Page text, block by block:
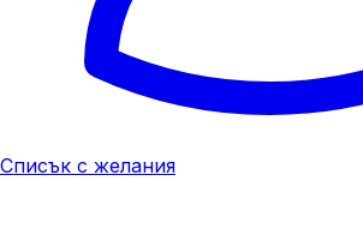
Списък с желания